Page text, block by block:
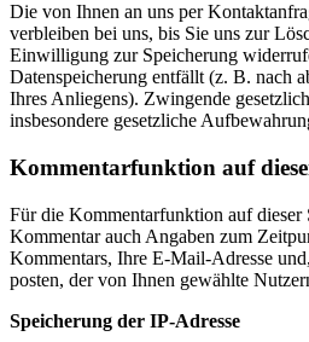
Die von Ihnen an uns per
verbleiben bei uns, bis Sie uns zur
Einwilligung zur Speicherung
Datenspeicherung entfällt (z. B. nach
Ihres Anliegens). Zwingende
insbesondere gesetzliche
Kommentarfunktion auf
Für die Kommentarfunktion auf dieser
Kommentar auch Angaben zum
Kommentars, Ihre E-Mail-Adresse
posten, der von Ihnen gewählte
Speicherung der IP-Adresse